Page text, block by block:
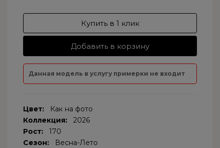
Купить в 1 клик
Добавить в корзину
Данная модель в услугу примерки не входит
Цвет:
Как на фото
Коллекция:
2026
Рост:
170
Сезон:
Весна-Лето